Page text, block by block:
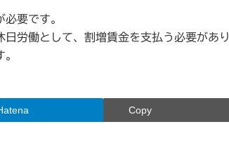
要です。
労働として、割増賃金を支払う必要があり
Copy